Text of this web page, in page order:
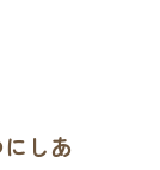
しあ